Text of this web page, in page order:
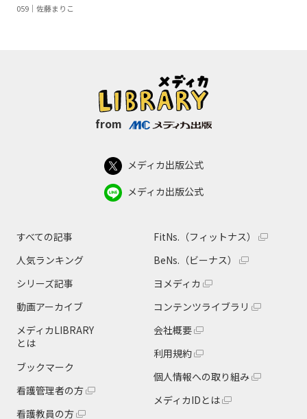
059｜佐藤まりこ
from
メディカ出版公式
メディカ出版公式
すべての記事
人気ランキング
シリーズ記事
動画アーカイブ
メディカLIBRARY
とは
ブックマーク
看護管理者の方
看護教員の方
FitNs.（フィットナス）
BeNs.（ビーナス）
ヨメディカ
コンテンツライブラリ
会社概要
利用規約
個人情報への取り組み
メディカIDとは